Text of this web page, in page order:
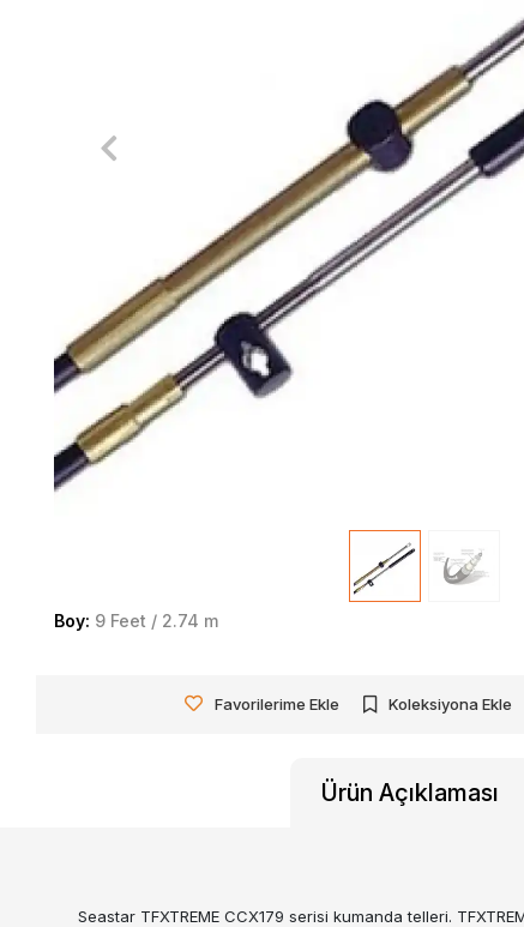
Boy: 9 Feet / 2.74 m
Favorilerime Ekle Koleksiyona Ekle
Ürün Açıklaması
Seastar TFXTREME CCX179 serisi kumanda telleri.